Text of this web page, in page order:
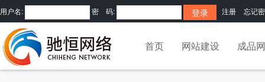
用户名: 密 码: 注册 忘记
首页 网站建设 成品